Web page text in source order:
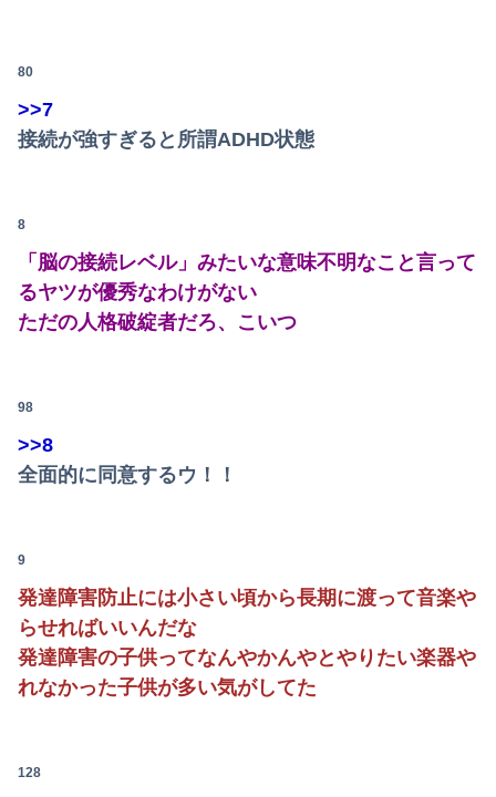
Powered by livedoor 相互RSS
80
>>7
接続が強すぎると所謂ADHD状態
8
「脳の接続レベル」みたいな意味不明なこと言って
るヤツが優秀なわけがない
ただの人格破綻者だろ、こいつ
98
>>8
全面的に同意するウ！！
9
発達障害防止には小さい頃から長期に渡って音楽や
らせればいいんだな
発達障害の子供ってなんやかんやとやりたい楽器や
れなかった子供が多い気がしてた
128